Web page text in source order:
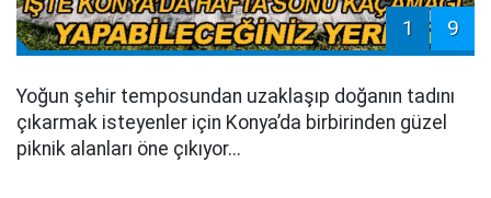
1 9
Yoğun şehir temposundan uzaklaşıp doğanın tadını
çıkarmak isteyenler için Konya’da birbirinden güzel
piknik alanları öne çıkıyor...